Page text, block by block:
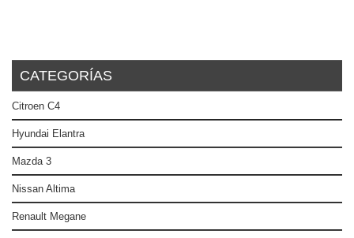
CATEGORÍAS
Citroen C4
Hyundai Elantra
Mazda 3
Nissan Altima
Renault Megane